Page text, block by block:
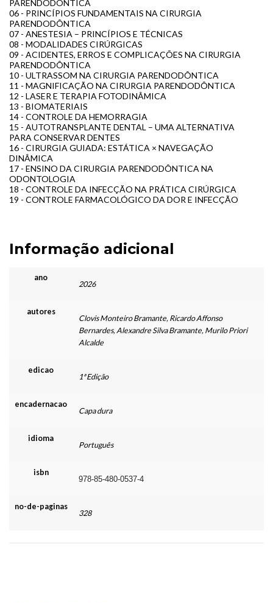
PARENDODÔNTICA
06 - PRINCÍPIOS FUNDAMENTAIS NA CIRURGIA
PARENDODÔNTICA
07 - ANESTESIA – PRINCÍPIOS E TÉCNICAS
08 - MODALIDADES CIRÚRGICAS
09 - ACIDENTES, ERROS E COMPLICAÇÕES NA CIRURGIA
PARENDODÔNTICA
10 - ULTRASSOM NA CIRURGIA PARENDODÔNTICA
11 - MAGNIFICAÇÃO NA CIRURGIA PARENDODÔNTICA
12 - LASER E TERAPIA FOTODINÂMICA
13 - BIOMATERIAIS
14 - CONTROLE DA HEMORRAGIA
15 - AUTOTRANSPLANTE DENTAL – UMA ALTERNATIVA
PARA CONSERVAR DENTES
16 - CIRURGIA GUIADA: ESTÁTICA × NAVEGAÇÃO
DINÂMICA
17 - ENSINO DA CIRURGIA PARENDODÔNTICA NA
ODONTOLOGIA
18 - CONTROLE DA INFECÇÃO NA PRÁTICA CIRÚRGICA
19 - CONTROLE FARMACOLÓGICO DA DOR E INFECÇÃO
Informação adicional
ano
2026
autores
Clovis Monteiro Bramante, Ricardo Affonso
Bernardes, Alexandre Silva Bramante, Murilo Priori
Alcalde
edicao
1ª Edição
encadernacao
Capa dura
idioma
Português
isbn
978-85-480-0537-4
no-de-paginas
328